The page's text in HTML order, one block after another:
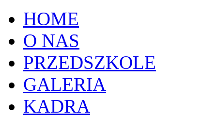
HOME
O NAS
PRZEDSZKOLE
GALERIA
KADRA